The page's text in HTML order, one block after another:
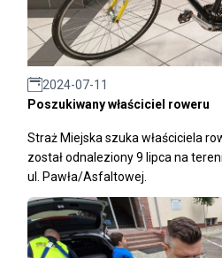
2024-07-11
Poszukiwany właściciel roweru
Straż Miejska szuka właściciela
został odnaleziony 9 lipca na
ul. Pawła/Asfaltowej.